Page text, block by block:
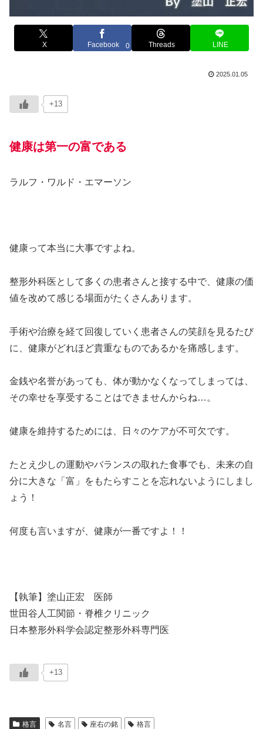
X Facebook 0 Threads LINE
2025.01.05
+13
健康は第一の富である
ラルフ・ワルド・エマーソン
健康って本当に大事ですよね。
整形外科医として多くの患者さんと接する中で、健康の価
値を改めて感じる場面がたくさんあります。
手術や治療を経て回復していく患者さんの笑顔を見るたび
に、健康がどれほど貴重なものであるかを痛感します。
金銭や名誉があっても、体が動かなくなってしまっては、
その幸せを享受することはできませんからね…。
健康を維持するためには、日々のケアが不可欠です。
たとえ少しの運動やバランスの取れた食事でも、未来の自
分に大きな「富」をもたらすことを忘れないようにしまし
ょう！
何度も言いますが、健康が一番ですよ！！
【執筆】塗山正宏 医師
世田谷人工関節・脊椎クリニック
日本整形外科学会認定整形外科専門医
+13
格言 名言 座右の銘 格言